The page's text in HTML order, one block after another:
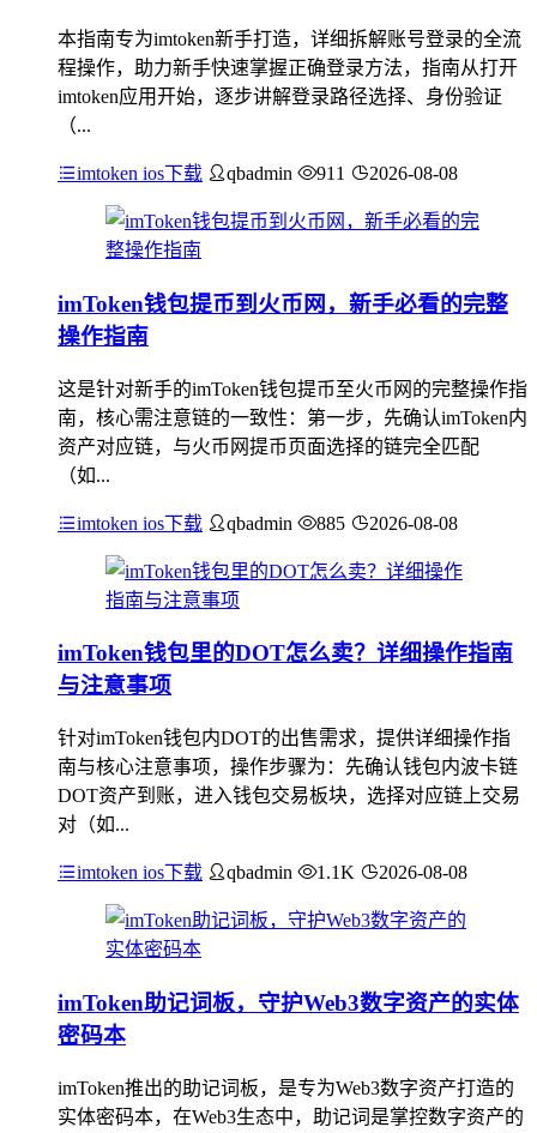
本指南专为imtoken新手打造，详细拆解账号登录的全流
程操作，助力新手快速掌握正确登录方法，指南从打开
imtoken应用开始，逐步讲解登录路径选择、身份验证
（...
imtoken ios下载 qbadmin 911 2026-08-08
imToken钱包提币到火币网，新手必看的完整
操作指南
这是针对新手的imToken钱包提币至火币网的完整操作指
南，核心需注意链的一致性：第一步，先确认imToken内
资产对应链，与火币网提币页面选择的链完全匹配
（如...
imtoken ios下载 qbadmin 885 2026-08-08
imToken钱包里的DOT怎么卖？详细操作指南
与注意事项
针对imToken钱包内DOT的出售需求，提供详细操作指
南与核心注意事项，操作步骤为：先确认钱包内波卡链
DOT资产到账，进入钱包交易板块，选择对应链上交易
对（如...
imtoken ios下载 qbadmin 1.1K 2026-08-08
imToken助记词板，守护Web3数字资产的实体
密码本
imToken推出的助记词板，是专为Web3数字资产打造的
实体密码本，在Web3生态中，助记词是掌控数字资产的